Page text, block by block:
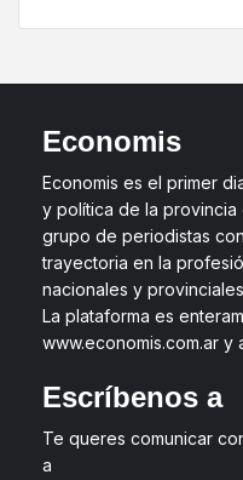
Economis
Economis es el primer
y política de la provincia
grupo de periodistas
trayectoria en la
nacionales y
La plataforma es
www.economis.com.ar
Escríbenos a
Te queres comunicar
a